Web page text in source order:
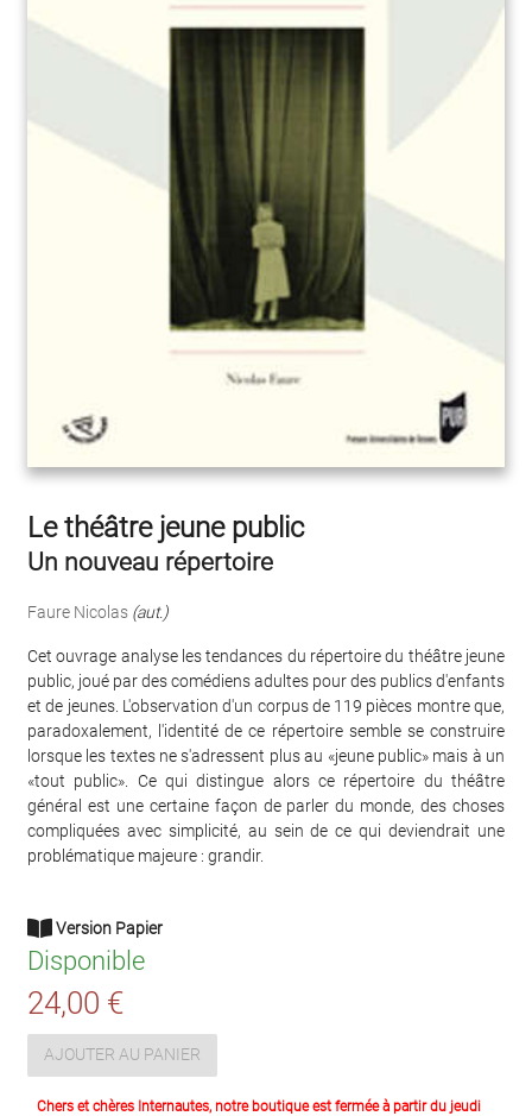
Le théâtre jeune public
Un nouveau répertoire
Faure Nicolas (aut.)
Cet ouvrage analyse les tendances du répertoire du théâtre jeune
public, joué par des comédiens adultes pour des publics d'enfants
et de jeunes. L'observation d'un corpus de 119 pièces montre que,
paradoxalement, l'identité de ce répertoire semble se construire
lorsque les textes ne s'adressent plus au «jeune public» mais à un
«tout public». Ce qui distingue alors ce répertoire du théâtre
général est une certaine façon de parler du monde, des choses
compliquées avec simplicité, au sein de ce qui deviendrait une
problématique majeure : grandir.
Version Papier
Disponible
24,00 €
AJOUTER AU PANIER
Chers et chères Internautes, notre boutique est fermée à partir du jeudi